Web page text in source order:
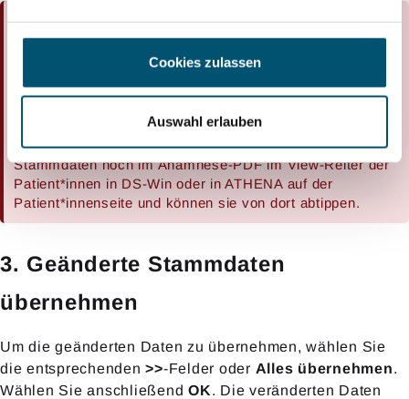
Cookies zulassen
Auswahl erlauben
OKohne Übernahme verwirft die Daten:
abgleichen wollen, wählen SieAbbrechen
OKklicken, ohne die geänderten Stammdaten zu
verworfen und Sie werden nicht erneut gefragt. Falls dies
versehentlich geschieht, finden Sie die geänderten
Stammdaten noch im Anamnese-PDF im View-Reiter der
Patient*innen in DS-Win oder in ATHENA auf der
Patient*innenseite und können sie von dort abtippen.
3. Geänderte Stammdaten
übernehmen
Um die geänderten Daten zu übernehmen, wählen Sie
die entsprechenden>>-Felder oder Alles übernehmen.
Wählen Sie anschließend OK. Die veränderten Daten